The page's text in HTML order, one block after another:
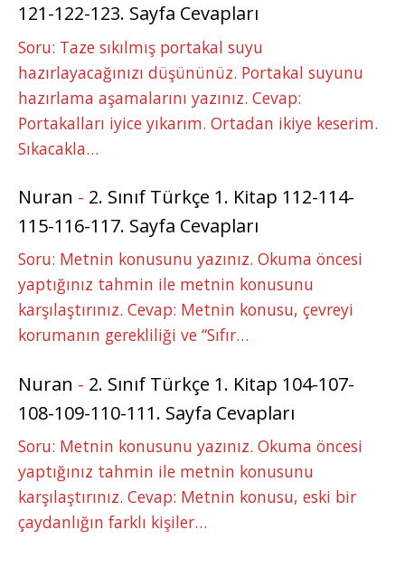
121-122-123. Sayfa Cevapları
Soru: Taze sıkılmış portakal suyu
hazırlayacağınızı düşününüz. Portakal suyunu
hazırlama aşamalarını yazınız. Cevap:
Portakalları iyice yıkarım. Ortadan ikiye keserim.
Sıkacakla…
Nuran - 2. Sınıf Türkçe 1. Kitap 112-114-
115-116-117. Sayfa Cevapları
Soru: Metnin konusunu yazınız. Okuma öncesi
yaptığınız tahmin ile metnin konusunu
karşılaştırınız. Cevap: Metnin konusu, çevreyi
korumanın gerekliliği ve “Sıfır…
Nuran - 2. Sınıf Türkçe 1. Kitap 104-107-
108-109-110-111. Sayfa Cevapları
Soru: Metnin konusunu yazınız. Okuma öncesi
yaptığınız tahmin ile metnin konusunu
karşılaştırınız. Cevap: Metnin konusu, eski bir
çaydanlığın farklı kişiler…